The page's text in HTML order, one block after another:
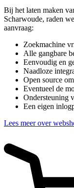
Bij het laten maken
Scharwoude, raden
aanvraag:
Zoekmachine
Alle gangbare
Eenvoudig en
Naadloze
Open source
Eventueel de
Ondersteuning
Een eigen
Lees meer over